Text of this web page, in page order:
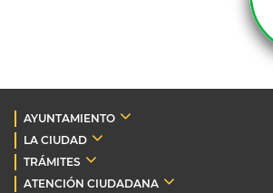
AYUNTAMIENTO
LA CIUDAD
TRÁMITES
ATENCIÓN CIUDADANA